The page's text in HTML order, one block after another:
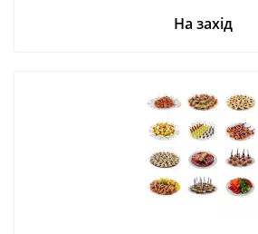
На захід